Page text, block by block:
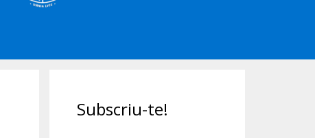
Subscriu-te!